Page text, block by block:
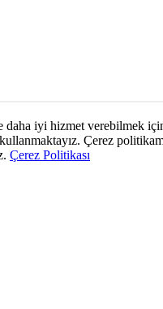
daha iyi hizmet verebilmek
Çerez
Çerez Politikası